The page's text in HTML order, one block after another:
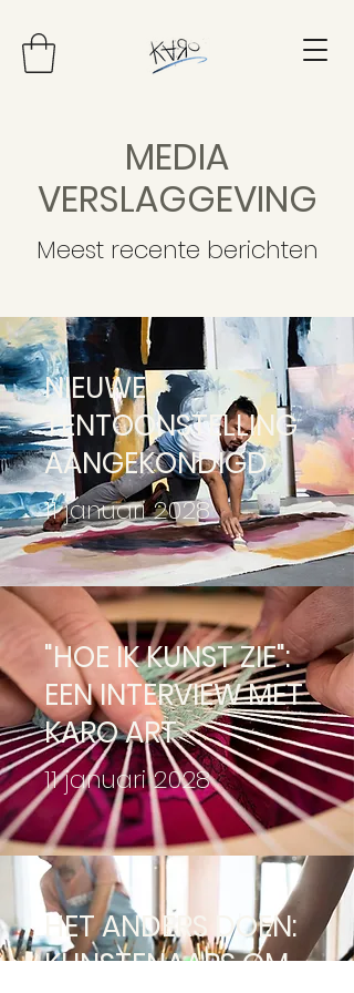
MEDIA
VERSLAGGEVING
Meest recente berichten
NIEUWE
TENTOONSTELLING
AANGEKONDIGD
11 januari 2028
"HOE IK KUNST ZIE":
EEN INTERVIEW MET
KARO ART
11 januari 2028
HET ANDERS DOEN:
KUNSTENAARS OM